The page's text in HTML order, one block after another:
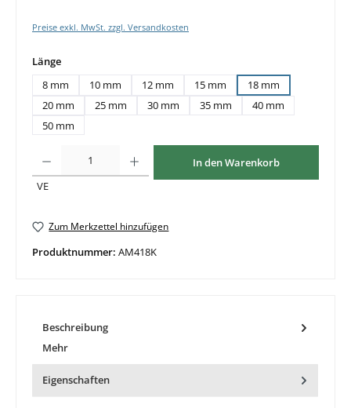
Preise exkl. MwSt. zzgl. Versandkosten
Längeauswählen
8 mm
10 mm 12 mm 15 mm
18 mm
20 mm
25 mm 30 mm 35 mm
40 mm
50 mm
VE
In den Warenkorb
Zum Merkzettel hinzufügen
Produktnummer: AM418K
Beschreibung
Mehr
Eigenschaften